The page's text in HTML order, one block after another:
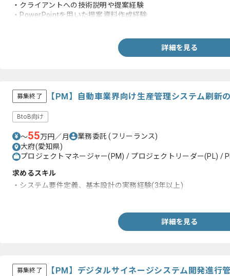
・クライアントへの技術説明や提案経験
・PowerPointを用いた提案資料作成経験
詳細を見る
募集終了 【PM】自動車業界向け生産管理システム刷新
BtoB向け
〜55万円／月 業務委託(フリーランス)
大府(愛知県)
プロジェクトマネージャー(PM) / プロジェクトリーダー(PL) /
求めるスキル
・システム要件定義、基本設計の実務経験(3年以上)
詳細を見る
募集終了 【PM】デジタルサイネージシステム開発進行